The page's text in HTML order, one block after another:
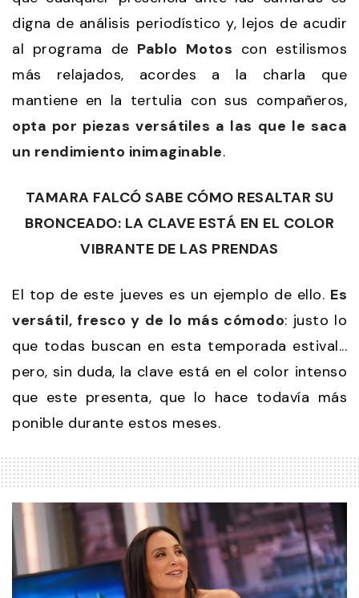
digna de análisis periodístico y, lejos de acudir
al programa de Pablo Motos con estilismos
más relajados, acordes a la charla que
mantiene en la tertulia con sus compañeros,
opta por piezas versátiles a las que le saca
un rendimiento inimaginable.
TAMARA FALCÓ SABE CÓMO RESALTAR SU
BRONCEADO: LA CLAVE ESTÁ EN EL COLOR
VIBRANTE DE LAS PRENDAS
El top de este jueves es un ejemplo de ello. Es
versátil, fresco y de lo más cómodo: justo lo
que todas buscan en esta temporada estival...
pero, sin duda, la clave está en el color intenso
que este presenta, que lo hace todavía más
ponible durante estos meses.